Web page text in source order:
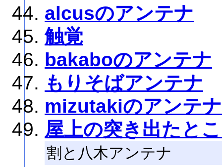
alcusのアンテナ
触覚
bakaboのアンテナ
もりそばアンテナ
mizutakiのアンテナ
屋上の突き出たと
割と八木アンテナ